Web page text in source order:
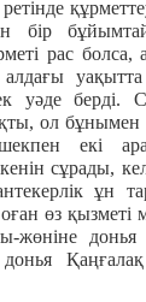
бір
рас болса,
алдағы
уәде берді.
ол бұнымен
екі
сұрады,
ұн
өз қызметі
донья